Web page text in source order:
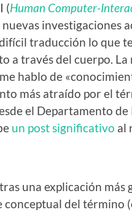
(Human Computer-
investigaciones
traducción lo que
a través del cuerpo.
me hablo de
más atraído por el
el Departamento
un post significativo al
una explicación más
conceptual del término